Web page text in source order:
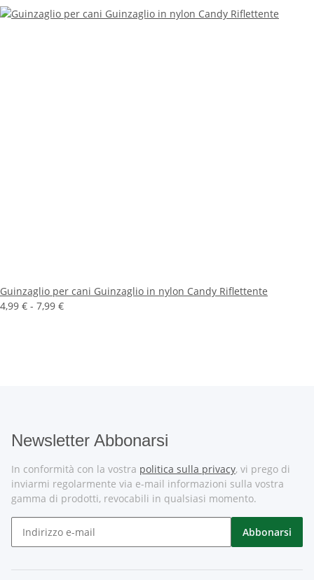
Guinzaglio per cani Guinzaglio in nylon Candy Riflettente
4,99 € - 7,99 €
Newsletter Abbonarsi
In conformità con la vostra politica sulla privacy, vi prego di
inviarmi regolarmente via e-mail informazioni sulla vostra
gamma di prodotti, revocabili in qualsiasi momento.
Abbonarsi